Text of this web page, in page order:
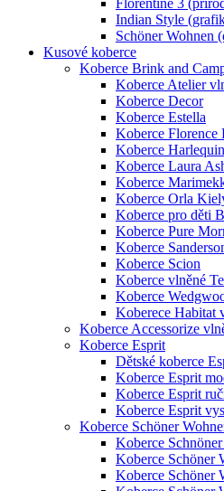
Indian Style
Schöner Wohnen
Kusové koberce
Koberce Brink and
Koberce Atelier
Koberce Decor
Koberce Estella
Koberce Florence
Koberce Harlequin
Koberce Laura
Koberce
Koberce Orla
Koberce pro děti
Koberce Pure
Koberce
Koberce Scion
Koberce vlněné
Koberce
Koberece Habitat
Koberce Accessorize
Koberce Esprit
Dětské koberce
Koberce Esprit
Koberce Esprit
Koberce Esprit
Koberce Schöner
Koberce
Koberce Schöner
Koberce Schöner